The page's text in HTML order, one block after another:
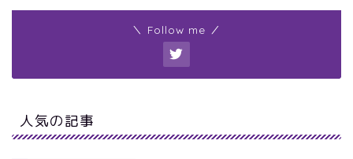
＼ Follow me ／
人気の記事